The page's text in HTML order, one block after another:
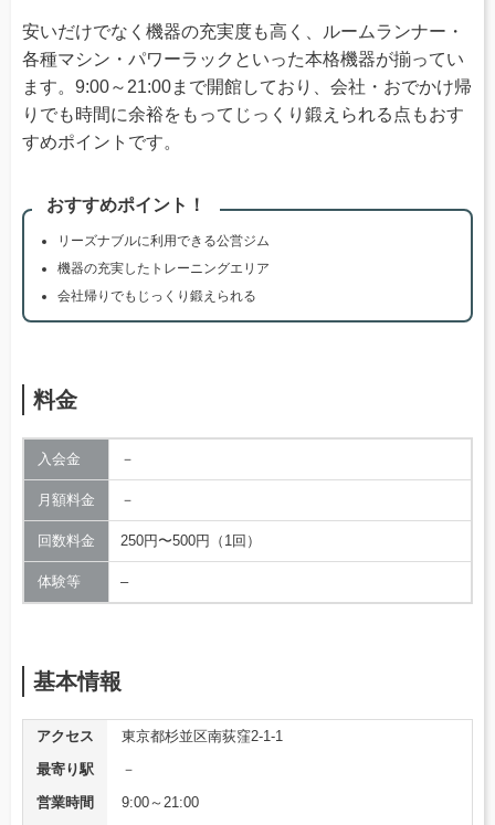
安いだけでなく機器の充実度も高く、ルームランナー・
各種マシン・パワーラックといった本格機器が揃ってい
ます。9:00～21:00まで開館しており、会社・おでかけ帰
りでも時間に余裕をもってじっくり鍛えられる点もおす
すめポイントです。
おすすめポイント！
リーズナブルに利用できる公営ジム
機器の充実したトレーニングエリア
会社帰りでもじっくり鍛えられる
料金
入会金 －
月額料金 －
回数料金 250円〜500円（1回）
体験等 –
基本情報
アクセス
東京都杉並区南荻窪2-1-1
最寄り駅
－
営業時間
9:00～21:00